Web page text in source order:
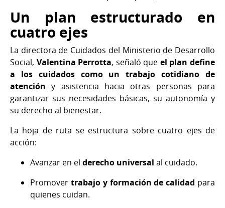
Un plan estructurado en
cuatro ejes
La directora de Cuidados del Ministerio de Desarrollo
Social, Valentina Perrotta, señaló que el plan define
a los cuidados como un trabajo cotidiano de
atención y asistencia hacia otras personas para
garantizar sus necesidades básicas, su autonomía y
su derecho al bienestar.
La hoja de ruta se estructura sobre cuatro ejes de
acción:
Avanzar en el derecho universal al cuidado.
Promover trabajo y formación de calidad para
quienes cuidan.